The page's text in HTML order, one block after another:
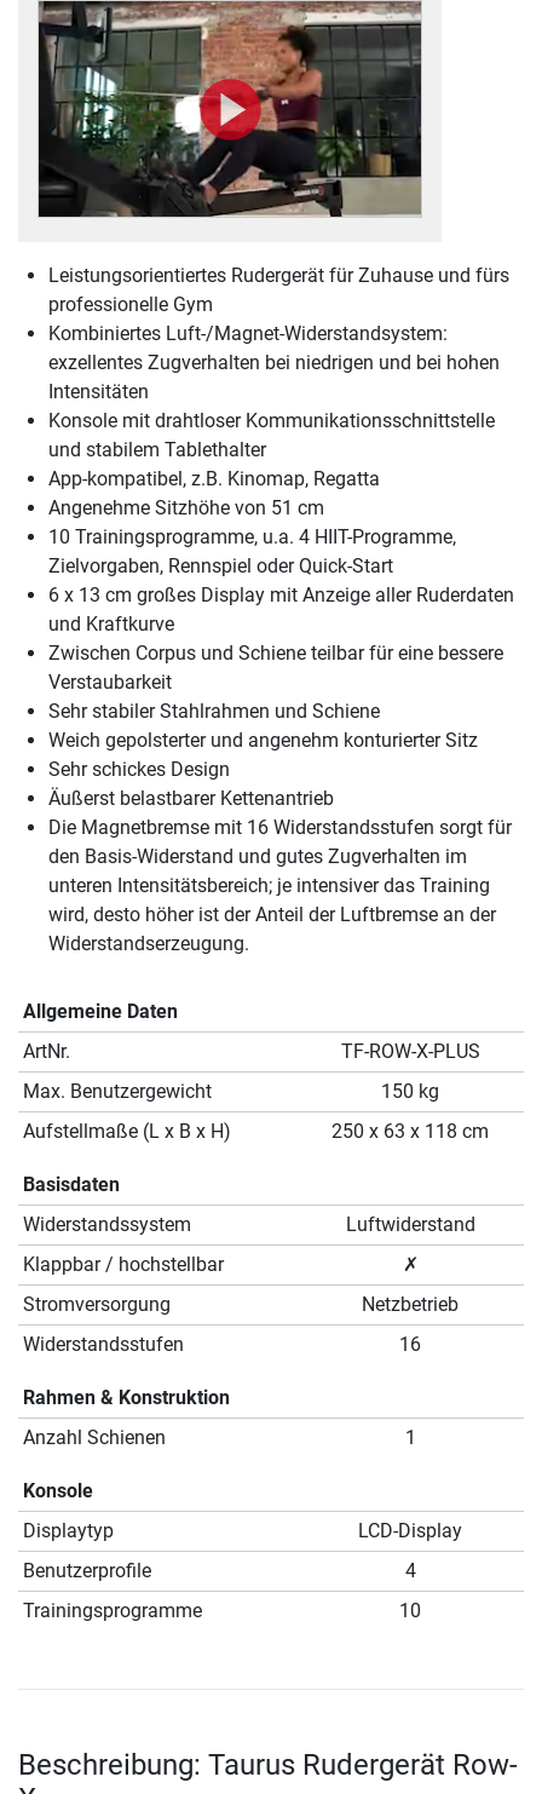
Leistungsorientiertes Rudergerät für Zuhause und fürs
professionelle Gym
Kombiniertes Luft-/Magnet-Widerstandsystem:
exzellentes Zugverhalten bei niedrigen und bei hohen
Intensitäten
Konsole mit drahtloser Kommunikationsschnittstelle
und stabilem Tablethalter
App-kompatibel, z.B. Kinomap, Regatta
Angenehme Sitzhöhe von 51 cm
10 Trainingsprogramme, u.a. 4 HIIT-Programme,
Zielvorgaben, Rennspiel oder Quick-Start
6 x 13 cm großes Display mit Anzeige aller Ruderdaten
und Kraftkurve
Zwischen Corpus und Schiene teilbar für eine bessere
Verstaubarkeit
Sehr stabiler Stahlrahmen und Schiene
Weich gepolsterter und angenehm konturierter Sitz
Sehr schickes Design
Äußerst belastbarer Kettenantrieb
Die Magnetbremse mit 16 Widerstandsstufen sorgt für
den Basis-Widerstand und gutes Zugverhalten im
unteren Intensitätsbereich; je intensiver das Training
wird, desto höher ist der Anteil der Luftbremse an der
Widerstandserzeugung.
Allgemeine Daten
ArtNr.
TF-ROW-X-PLUS
Max. Benutzergewicht
150 kg
Aufstellmaße (L x B x H)
250 x 63 x 118 cm
Basisdaten
Widerstandssystem
Luftwiderstand
Klappbar / hochstellbar
✗
Stromversorgung
Netzbetrieb
Widerstandsstufen
16
Rahmen & Konstruktion
Anzahl Schienen
1
Konsole
Displaytyp
LCD-Display
Benutzerprofile
4
Trainingsprogramme
10
Beschreibung: Taurus Rudergerät Row-